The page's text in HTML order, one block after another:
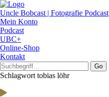
Uncle Bobcast | Fotografie Podcast
Mein Konto
Podcast
UBC+
Online-Shop
Kontakt
Go
Schlagwort tobias löhr